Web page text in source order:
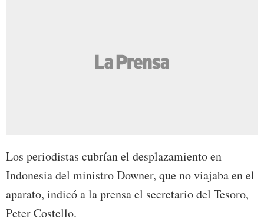
Los periodistas cubrían el desplazamiento en
Indonesia del ministro Downer, que no viajaba en el
aparato, indicó a la prensa el secretario del Tesoro,
Peter Costello.